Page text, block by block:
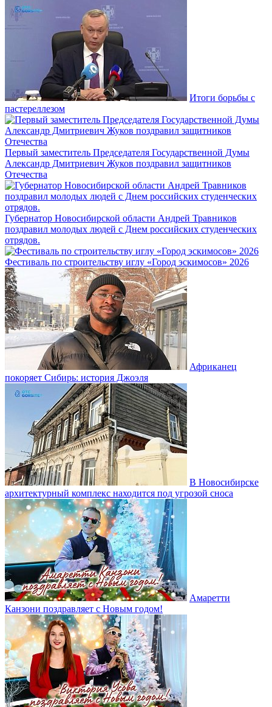
Итоги борьбы с
пастереллезом
Первый заместитель Председателя Государственной Думы
Александр Дмитриевич Жуков поздравил защитников
Отечества
Губернатор Новосибирской области Андрей Травников
поздравил молодых людей с Днем российских студенческих
отрядов.
Фестиваль по строительству иглу «Город эскимосов» 2026
Африканец
покоряет Сибирь: история Джоэля
В Новосибирске
архитектурный комплекс находится под угрозой сноса
Амаретти
Канзони поздравляет с Новым годом!